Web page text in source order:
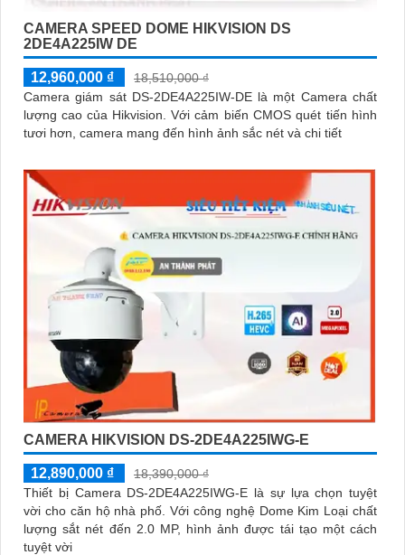
CAMERA SPEED DOME HIKVISION DS
2DE4A225IW DE
12,960,000 ₫
18,510,000 ₫
Camera giám sát DS-2DE4A225IW-DE là một Camera chất
lượng cao của Hikvision. Với cảm biến CMOS quét tiến hình
tươi hơn, camera mang đến hình ảnh sắc nét và chi tiết
CAMERA HIKVISION DS-2DE4A225IWG-E
12,890,000 ₫
18,390,000 ₫
Thiết bị Camera DS-2DE4A225IWG-E là sự lựa chọn tuyệt
vời cho căn hộ nhà phố. Với công nghệ Dome Kim Loại chất
lượng sắt nét đến 2.0 MP, hình ảnh được tái tạo một cách
tuyệt vời